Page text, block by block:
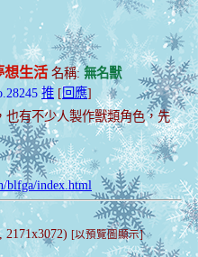
想生活名稱: 無名獸
推 [回應]
也有不少人製作獸類角色，先
blfga/index.html
2171x3072) [以預覽圖顯示]